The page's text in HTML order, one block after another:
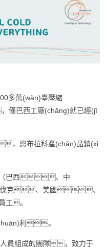
多萬(wàn)臺壓縮
巴西工廠(chǎng)就已經(jī
，恩布拉科產(chǎn)品銷(xi
（巴西、中
克、美國、
工。
利。
員組成的團隊，致力于